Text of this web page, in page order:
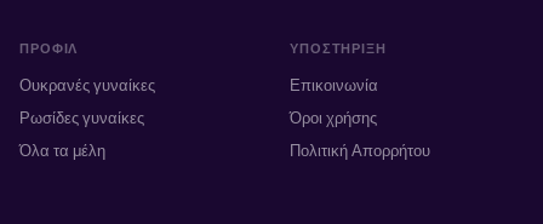
ΠΡΟΦΊΛ
Ουκρανές γυναίκες
Ρωσίδες γυναίκες
Όλα τα μέλη
ΥΠΟΣΤΉΡΙΞΗ
Επικοινωνία
Όροι χρήσης
Πολιτική Απορρήτου